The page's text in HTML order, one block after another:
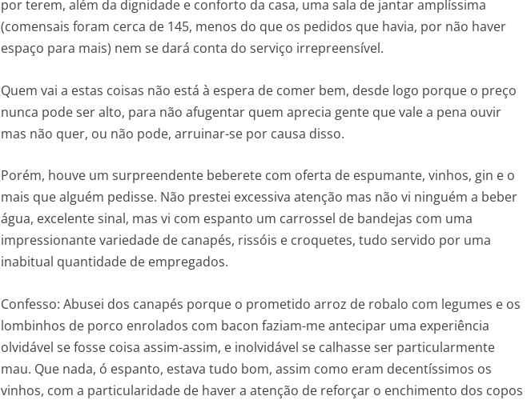
por terem, além da dignidade e conforto da casa, uma sala de jantar amplíssima
(comensais foram cerca de 145, menos do que os pedidos que havia, por não haver
espaço para mais) nem se dará conta do serviço irrepreensível.
Quem vai a estas coisas não está à espera de comer bem, desde logo porque o preço
nunca pode ser alto, para não afugentar quem aprecia gente que vale a pena ouvir
mas não quer, ou não pode, arruinar-se por causa disso.
Porém, houve um surpreendente beberete com oferta de espumante, vinhos, gin e o
mais que alguém pedisse. Não prestei excessiva atenção mas não vi ninguém a beber
água, excelente sinal, mas vi com espanto um carrossel de bandejas com uma
impressionante variedade de canapés, rissóis e croquetes, tudo servido por uma
inabitual quantidade de empregados.
Confesso: Abusei dos canapés porque o prometido arroz de robalo com legumes e os
lombinhos de porco enrolados com bacon faziam-me antecipar uma experiência
olvidável se fosse coisa assim-assim, e inolvidável se calhasse ser particularmente
mau. Que nada, ó espanto, estava tudo bom, assim como eram decentíssimos os
vinhos, com a particularidade de haver a atenção de reforçar o enchimento dos copos